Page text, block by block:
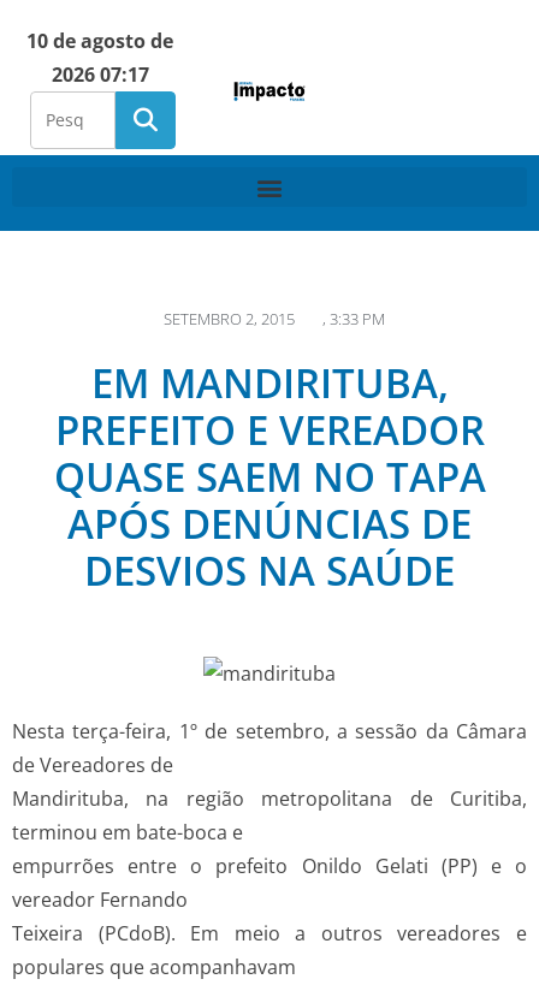
10 de agosto de
2026 07:17
SETEMBRO 2, 2015 , 3:33 PM
EM MANDIRITUBA,
PREFEITO E VEREADOR
QUASE SAEM NO TAPA
APÓS DENÚNCIAS DE
DESVIOS NA SAÚDE
Nesta terça-feira, 1º de setembro, a sessão da Câmara
de Vereadores de
Mandirituba, na região metropolitana de Curitiba,
terminou em bate-boca e
empurrões entre o prefeito Onildo Gelati (PP) e o
vereador Fernando
Teixeira (PCdoB). Em meio a outros vereadores e
populares que acompanhavam